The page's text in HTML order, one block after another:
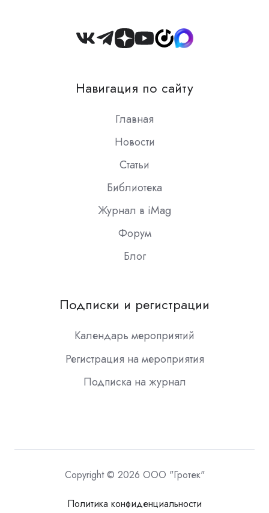
Join
Slack
Навигация по сайту
Главная
Новости
Статьи
Библиотека
Журнал в iMag
Форум
Блог
Подписки и регистрации
Календарь мероприятий
Регистрация на мероприятия
Подписка на журнал
Copyright © 2026 ООО "Гротек"
Политика конфиденциальности